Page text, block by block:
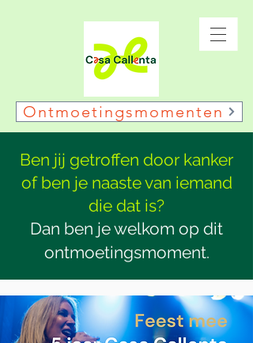
Ontmoetingsmomenten
Ben jij getroffen door kanker
of ben je naaste van iemand
die dat is?
Dan ben je welkom op dit
ontmoetingsmoment.